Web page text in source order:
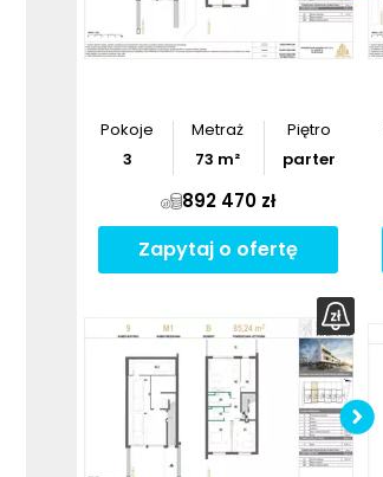
Pokoje
3
Metraż
73 m²
Piętro
parter
892 470 zł
Zapytaj o ofertę